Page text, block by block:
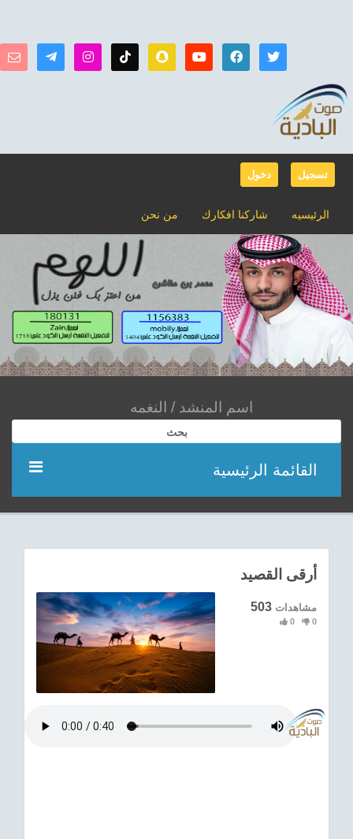
دخول تسجيل
من نحن شاركنا افكارك الرئيسيه
بحث
القائمة الرئيسية
شعر
اناشيد
ترفيهي
أرقى القصيد
503 مشاهدات
0 0